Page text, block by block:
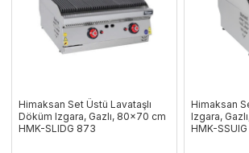
Himaksan Set Üstü Lavataşlı
Döküm Izgara, Gazlı, 80×70 cm
HMK-SLIDG 873
Himaksan
Izgara,
HMK-